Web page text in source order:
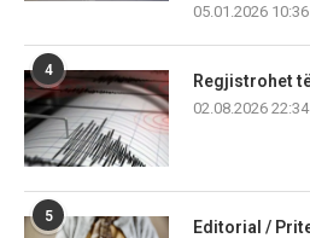
05.01.2026 10:36
4
Regjistrohet
02.08.2026 22:34
5
Editorial /